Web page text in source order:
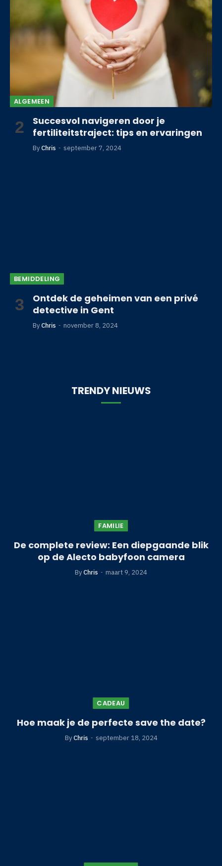
ALGEMEEN
Succesvol navigeren door je
fertiliteitstraject: tips en ervaringen
By Chris september 7, 2024
BEMIDDELING
Ontdek de geheimen van een privé
detective in Gent
By Chris november 8, 2024
TRENDY NIEUWS
FAMILIE
De complete review: Een diepgaande blik
op de Alecto babyfoon camera
By Chris maart 9, 2024
CADEAU
Hoe maak je de perfecte save the date?
By Chris september 18, 2024